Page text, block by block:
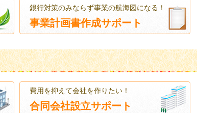
銀行対策のみならず事業の航海図になる！
事業計画書作成サポート
費用を抑えて会社を作りたい！
合同会社設立サポート